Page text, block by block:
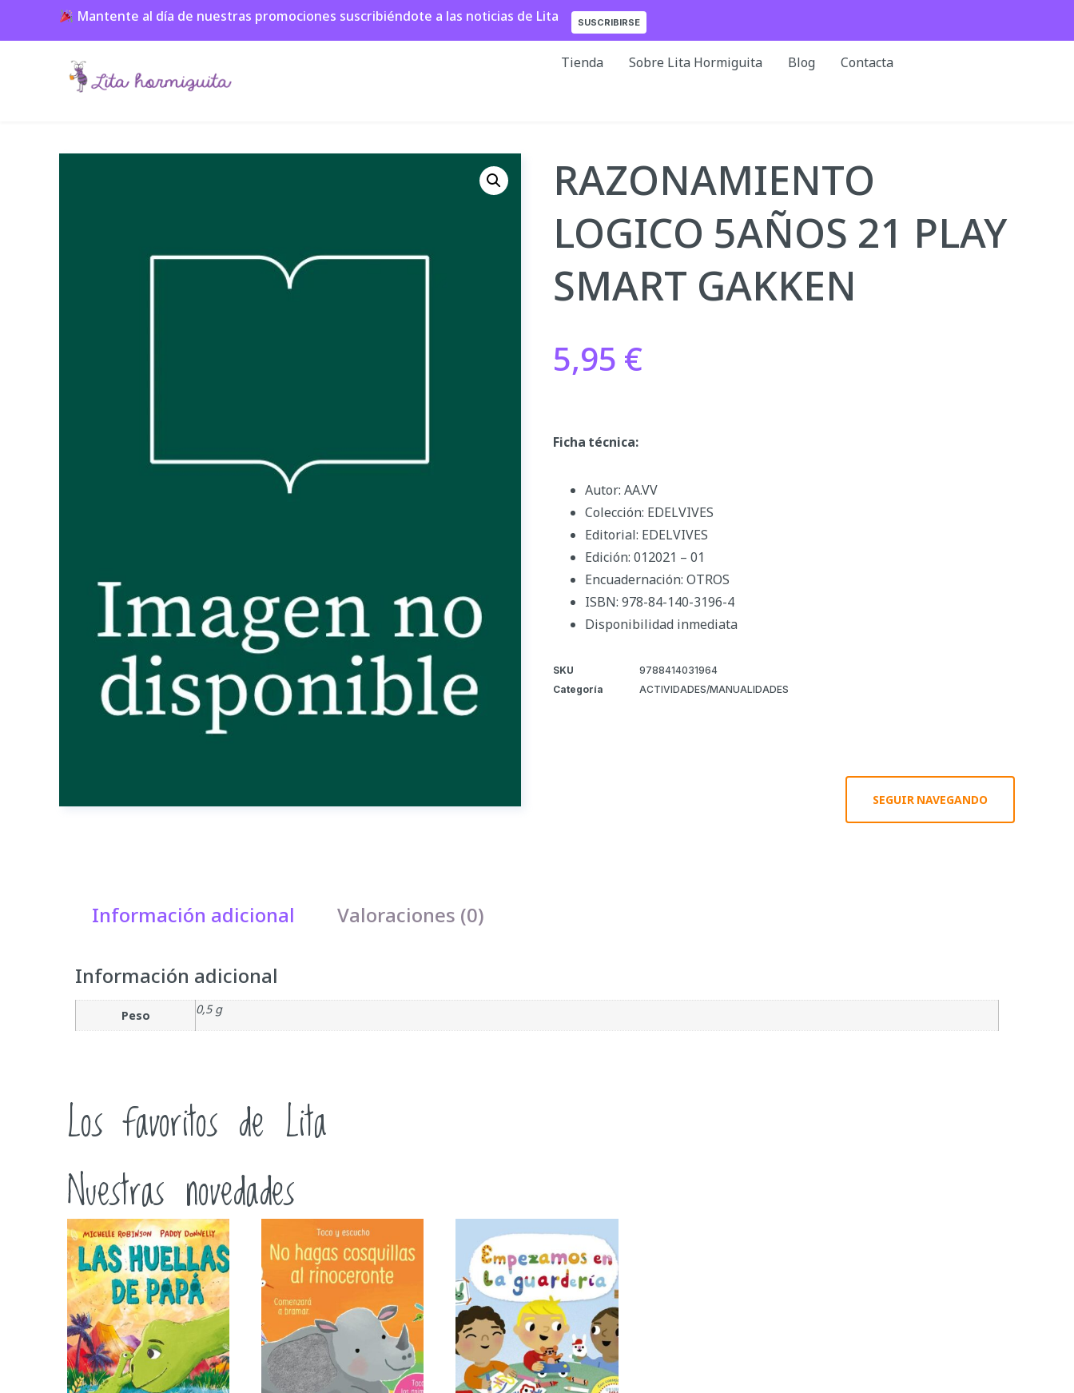
Mantente al día de nuestras promociones suscribiéndote a las noticias de Lita SUSCRIBIRSE
Tienda Sobre Lita Hormiguita Blog Contacta
RAZONAMIENTO
LOGICO 5AÑOS 21 PLAY
SMART GAKKEN
5,95 €
Ficha técnica:
Autor: AA.VV
Colección: EDELVIVES
Editorial: EDELVIVES
Edición: 012021 – 01
Encuadernación: OTROS
ISBN: 978-84-140-3196-4
Disponibilidad inmediata
SKU
9788414031964
Categoría
ACTIVIDADES/MANUALIDADES
SEGUIR NAVEGANDO
Información adicional Valoraciones (0)
Información adicional
Peso 0,5 g
Los favoritos de Lita
Nuestras novedades